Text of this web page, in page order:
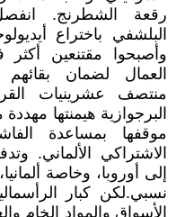
رقعة الشطرنج.
البلشفي باختراع
وأصبحوا مقتنعين أكثر
العمال لضمان
منتصف عشرينيات
البرجوازية هيمنتها
موقفها بمساعدة
الاشتراكي الألماني.
إلى أوروبا، وخاصة
نسبي.لكن كبار
الأسواق والمواد الخام